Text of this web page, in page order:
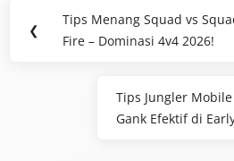
navigation
❮
Previous
Post:
Tips Menang Squad vs
Fire – Dominasi 4v4 2026!
Next
Post:
Tips Jungler
Gank Efektif di